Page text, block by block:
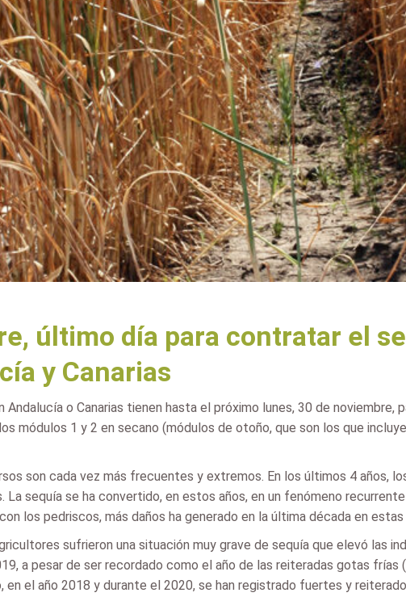
último día para contratar el
y Canarias
o Canarias tienen hasta el próximo lunes, 30 de noviembre,
módulos 1 y 2 en secano (módulos de otoño, que son los que
son cada vez más frecuentes y extremos. En los últimos 4 años,
La sequía se ha convertido, en estos años, en un fenómeno
los pedriscos, más daños ha generado en la última década en
sufrieron una situación muy grave de sequía que elevó las
a pesar de ser recordado como el año de las reiteradas gotas
el año 2018 y durante el 2020, se han registrado fuertes y